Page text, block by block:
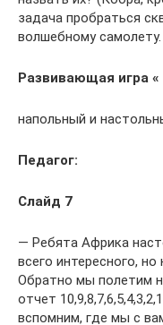
задача пробраться
волшебному самолету.
Развивающая игра
напольный и
Педагог:
Слайд 7
— Ребята Африка
всего интересного,
Обратно мы полетим
отчет
вспомним, где мы с